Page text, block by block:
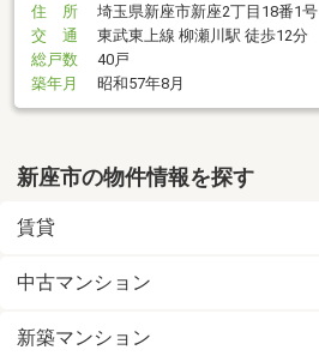
住 所
埼玉県新座市新座2丁目18番1号
交 通
東武東上線 柳瀬川駅 徒歩12分
総戸数
40戸
築年月
昭和57年8月
新座市の物件情報を探す
賃貸
中古マンション
新築マンション